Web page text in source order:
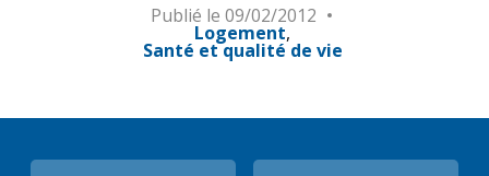
Publié le 09/02/2012
Logement
Santé et qualité de vie